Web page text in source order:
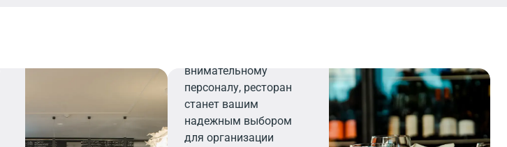
внимательному
персоналу, ресторан
станет вашим
надежным выбором
для организации